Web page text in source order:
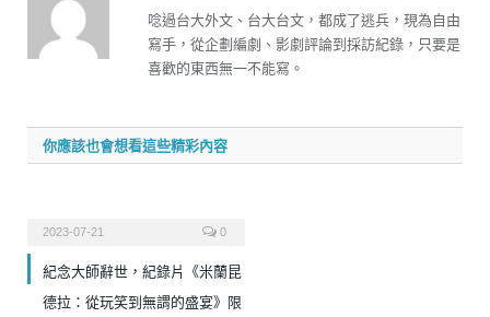
唸過台大外文、台大台文，都成了逃兵，現為自由
寫手，從企劃編劇、影劇評論到採訪紀錄，只要是
喜歡的東西無一不能寫。
你應該也會想看這些精彩內容
2023-07-21 0
紀念大師辭世，紀錄片《米蘭昆
德拉：從玩笑到無謂的盛宴》限